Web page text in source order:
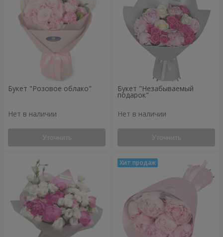
Букет "Розовое облако"
Нет в наличии
Уточнить
Букет "Незабываемый
подарок"
Нет в наличии
Уточнить